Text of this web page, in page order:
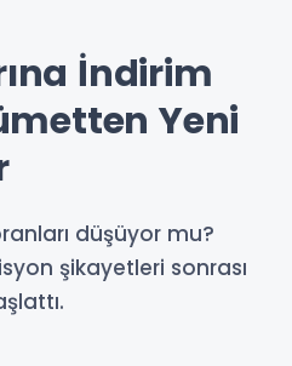
İndirim
Yeni
düşüyor mu?
şikayetleri sonrası